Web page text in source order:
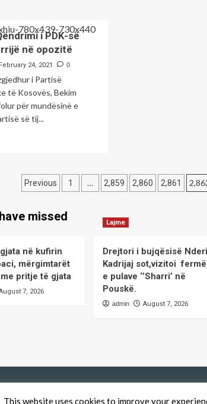
OVL-
UÇK-
Haradinaj.
i PDK-së
në opozitë
February 24, 2021 0
i Partisë
të Kosovës, Bekim
për mundësinë e
së tij...
Posts
Previous 1 … 2,859 2,860 2,861
missed
në kufirin
mërgimtarët
pritje të gjata
7, 2026
Lajme
Drejtori i bujqësisë
Kadrijaj sot,vizitoi
e pulave ‘’Sharri’ në
Pouskë.
admin August 7, 2026
This website uses cookies to improve your